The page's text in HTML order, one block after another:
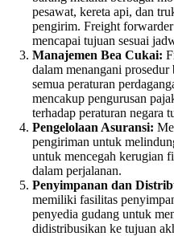
pesawat, kereta api, dan
pengirim. Freight
mencapai tujuan sesuai
Manajemen Bea Cukai:
dalam menangani
semua peraturan
mencakup pengurusan
terhadap peraturan negara
Pengelolaan Asuransi:
pengiriman untuk
untuk mencegah kerugian
dalam perjalanan.
Penyimpanan dan
memiliki fasilitas
penyedia gudang untuk
didistribusikan ke tujuan